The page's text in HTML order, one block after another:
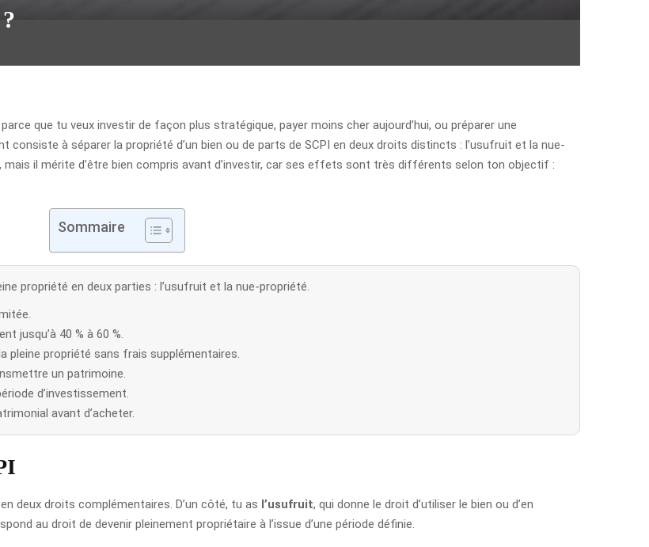
que tu veux investir de façon plus stratégique, payer moins cher aujourd’hui, ou préparer une
à séparer la propriété d’un bien ou de parts de SCPI en deux droits distincts : l’usufruit et la nue-
il mérite d’être bien compris avant d’investir, car ses effets sont très différents selon ton objectif :
Sommaire
propriété en deux parties : l’usufruit et la nue-propriété.
jusqu’à 40 % à 60 %.
pleine propriété sans frais supplémentaires.
un patrimoine.
d’investissement.
avant d’acheter.
deux droits complémentaires. D’un côté, tu as l’usufruit, qui donne le droit d’utiliser le bien ou d’en
au droit de devenir pleinement propriétaire à l’issue d’une période définie.